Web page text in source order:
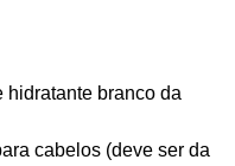
hidratante branco da
cabelos (deve ser da